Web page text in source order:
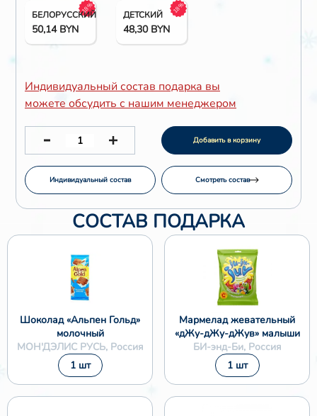
БЕЛОРУССКИЙ
50,14 BYN
18% ДЕТСКИЙ
48,30 BYN
18%
Индивидуальный состав подарка вы
можете обсудить с нашим менеджером
Добавить в корзину
Индивидуальный состав Смотреть состав
СОСТАВ ПОДАРКА
Шоколад «Альпен Гольд»
молочный
МОН'ДЭЛИС РУСЬ, Россия
1 шт
Мармелад жевательный
«дЖу-дЖу-дЖув» малыши
БИ-энд-Би, Россия
1 шт